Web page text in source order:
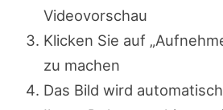
Videovorschau
Klicken Sie auf
zu machen
Das Bild wird